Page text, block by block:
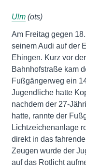
Ulm (ots)
Am Freitag gegen
seinem Audi auf der
Ehingen. Kurz vor
Bahnhofstraße kam
Fußgängerweg ein
Jugendliche hatte
nachdem der 27-
hatte, rannte der
Lichtzeichenanlage
direkt in das
Zeugen wurde der
auf das Rotlicht